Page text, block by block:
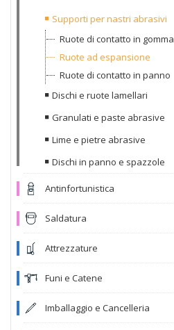
Supporti per nastri abrasivi
Ruote di contatto in gomma
Ruote ad espansione
Ruote di contatto in panno
Dischi e ruote lamellari
Granulati e paste abrasive
Lime e pietre abrasive
Dischi in panno e spazzole
Antinfortunistica
Saldatura
Attrezzature
Funi e Catene
Imballaggio e Cancelleria